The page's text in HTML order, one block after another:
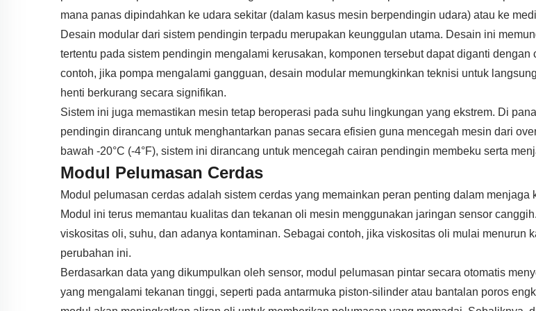
mana panas dipindahkan ke udara sekitar (dalam kasus mesin berpendingin udara) atau ke
Desain modular dari sistem pendingin terpadu merupakan keunggulan utama. Desain ini
tertentu pada sistem pendingin mengalami kerusakan, komponen tersebut dapat diganti
contoh, jika pompa mengalami gangguan, desain modular memungkinkan teknisi untuk
henti berkurang secara signifikan.
Sistem ini juga memastikan mesin tetap beroperasi pada suhu lingkungan yang ekstrem. Di
pendingin dirancang untuk menghantarkan panas secara efisien guna mencegah mesin dari
bawah -20°C (-4°F), sistem ini dirancang untuk mencegah cairan pendingin membeku serta
Modul Pelumasan Cerdas
Modul pelumasan cerdas adalah sistem cerdas yang memainkan peran penting dalam
Modul ini terus memantau kualitas dan tekanan oli mesin menggunakan jaringan sensor
viskositas oli, suhu, dan adanya kontaminan. Sebagai contoh, jika viskositas oli mulai menurun
perubahan ini.
Berdasarkan data yang dikumpulkan oleh sensor, modul pelumasan pintar secara otomatis
yang mengalami tekanan tinggi, seperti pada antarmuka piston-silinder atau bantalan poros